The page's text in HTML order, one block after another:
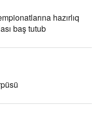
hazırlıq
baş tutub